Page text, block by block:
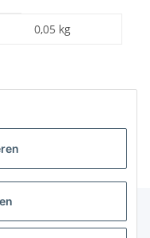
0,05 kg